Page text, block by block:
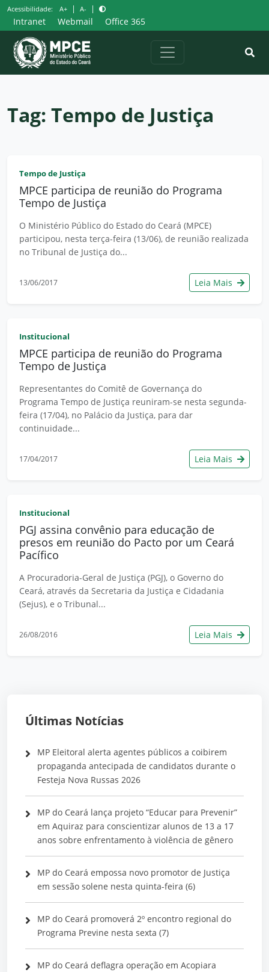
Pular
para
o
conteúdo
Acessibilidade: A+ | A- |
Intranet Webmail Office 365
Tag: Tempo de Justiça
Tempo de Justiça
MPCE participa de reunião do Programa
Tempo de Justiça
O Ministério Público do Estado do Ceará (MPCE)
participou, nesta terça-feira (13/06), de reunião realizada
no Tribunal de Justiça do...
13/06/2017 Leia Mais
Institucional
MPCE participa de reunião do Programa
Tempo de Justiça
Representantes do Comitê de Governança do
Programa Tempo de Justiça reuniram-se nesta segunda-
feira (17/04), no Palácio da Justiça, para dar
continuidade...
17/04/2017 Leia Mais
Institucional
PGJ assina convênio para educação de
presos em reunião do Pacto por um Ceará
Pacífico
A Procuradoria-Geral de Justiça (PGJ), o Governo do
Ceará, através da Secretaria da Justiça e Cidadania
(Sejus), e o Tribunal...
26/08/2016 Leia Mais
Últimas Notícias
MP Eleitoral alerta agentes públicos a coibirem
propaganda antecipada de candidatos durante o
Festeja Nova Russas 2026
MP do Ceará lança projeto “Educar para Prevenir”
em Aquiraz para conscientizar alunos de 13 a 17
anos sobre enfrentamento à violência de gênero
MP do Ceará empossa novo promotor de Justiça
em sessão solene nesta quinta-feira (6)
MP do Ceará promoverá 2º encontro regional do
Programa Previne nesta sexta (7)
MP do Ceará deflagra operação em Acopiara